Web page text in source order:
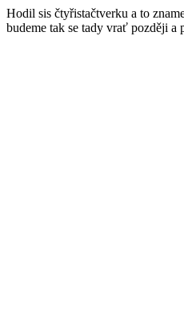
Hodil sis čtyřistačtverku a to
budeme tak se tady vrať později